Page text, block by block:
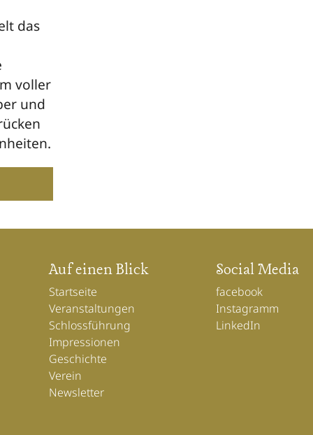
das
voller
und
Auf einen Blick
Startseite
Veranstaltungen
Schlossführung
Impressionen
Geschichte
Verein
Newsletter
Social Media
facebook
Instagramm
LinkedIn